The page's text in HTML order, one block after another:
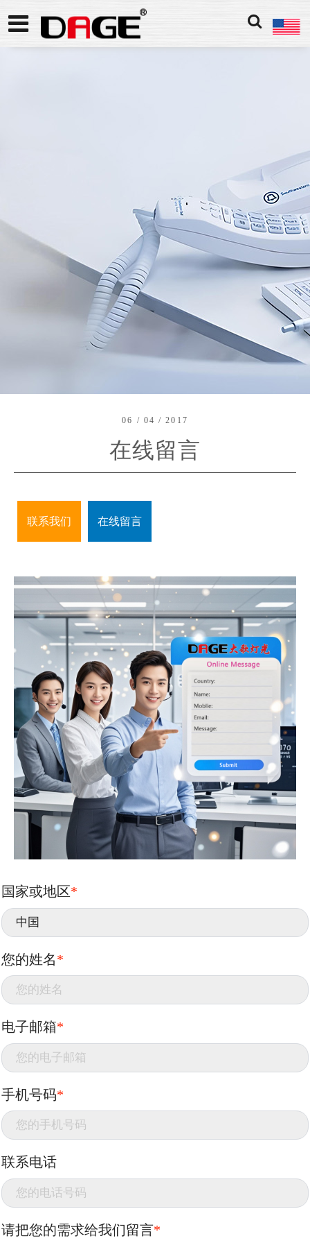
06 / 04 / 2017
在线留言
联系我们 在线留言
国家或地区*
您的姓名*
电子邮箱*
手机号码*
联系电话
请把您的需求给我们留言*